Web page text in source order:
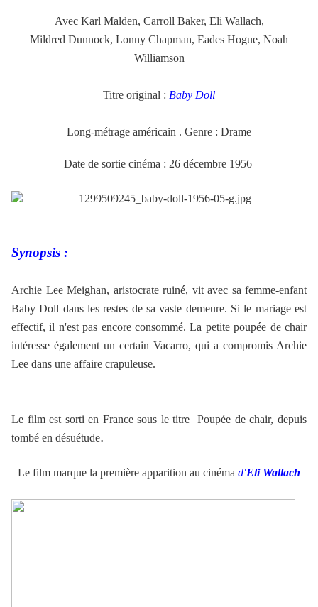
Avec Karl Malden, Carroll Baker, Eli Wallach,
Mildred Dunnock, Lonny Chapman, Eades Hogue, Noah
Williamson
Titre original : Baby Doll
Long-métrage américain . Genre : Drame
Date de sortie cinéma : 26 décembre 1956
Synopsis :
Archie Lee Meighan, aristocrate ruiné, vit avec sa femme-enfant
Baby Doll dans les restes de sa vaste demeure. Si le mariage est
effectif, il n'est pas encore consommé. La petite poupée de chair
intéresse également un certain Vacarro, qui a compromis Archie
Lee dans une affaire crapuleuse.
Le film est sorti en France sous le titre Poupée de chair, depuis
tombé en désuétude.
Le film marque la première apparition au cinéma d'Eli Wallach